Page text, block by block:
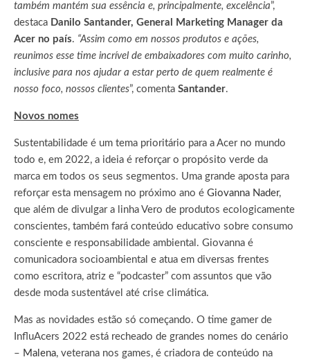
também mantém sua essência e, principalmente, excelência”,
destaca Danilo Santander, General Marketing Manager da
Acer no país. “Assim como em nossos produtos e ações,
reunimos esse time incrível de embaixadores com muito carinho,
inclusive para nos ajudar a estar perto de quem realmente é
nosso foco, nossos clientes”, comenta Santander.
Novos nomes
Sustentabilidade é um tema prioritário para a Acer no mundo
todo e, em 2022, a ideia é reforçar o propósito verde da
marca em todos os seus segmentos. Uma grande aposta para
reforçar esta mensagem no próximo ano é Giovanna Nader,
que além de divulgar a linha Vero de produtos ecologicamente
conscientes, também fará conteúdo educativo sobre consumo
consciente e responsabilidade ambiental. Giovanna é
comunicadora socioambiental e atua em diversas frentes
como escritora, atriz e “podcaster” com assuntos que vão
desde moda sustentável até crise climática.
Mas as novidades estão só começando. O time gamer de
InfluAcers 2022 está recheado de grandes nomes do cenário
– Malena, veterana nos games, é criadora de conteúdo na